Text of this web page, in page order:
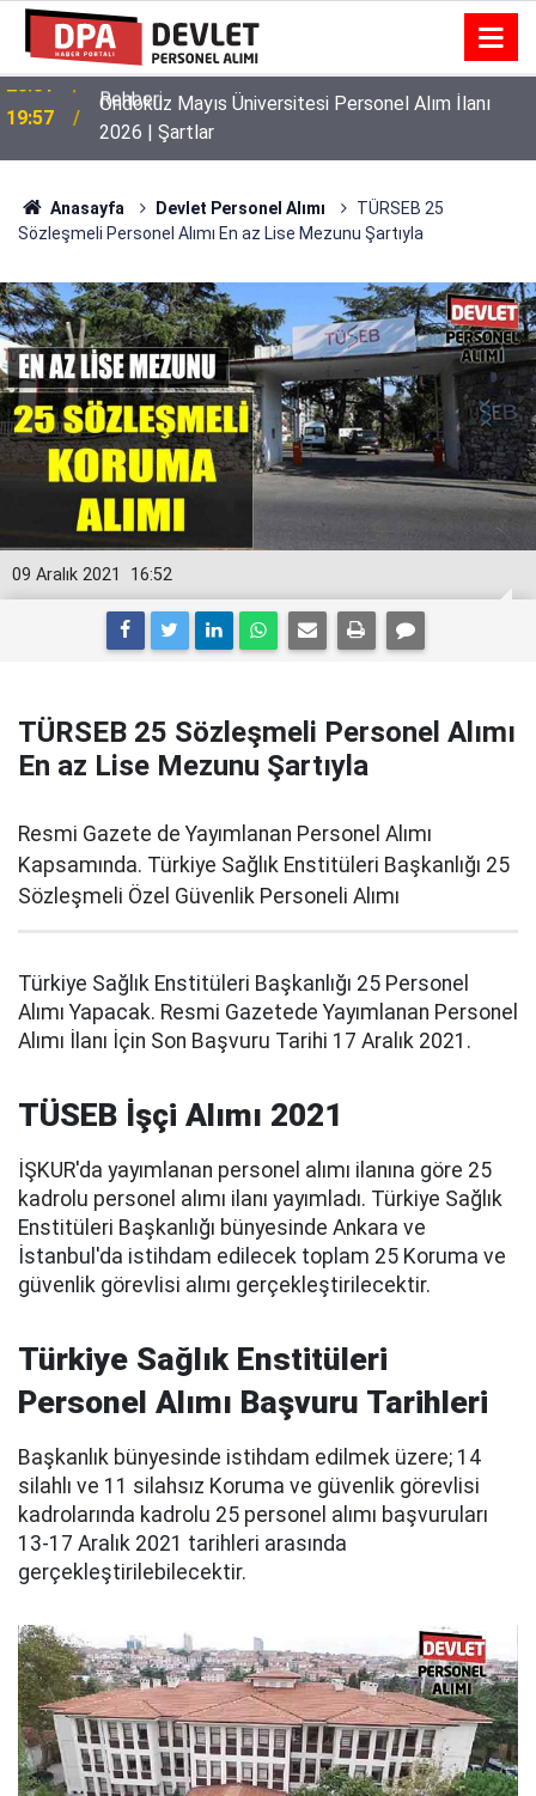
19:57
Ondokuz Mayıs Üniversitesi Personel Alım İlanı
2026 | Şartlar
Anasayfa Devlet Personel Alımı
TÜRSEB 25
Sözleşmeli Personel Alımı En az Lise Mezunu Şartıyla
16:52
09 Aralık 2021
TÜRSEB 25 Sözleşmeli Personel Alımı
En az Lise Mezunu Şartıyla
Resmi Gazete de Yayımlanan Personel Alımı
Kapsamında. Türkiye Sağlık Enstitüleri Başkanlığı 25
Sözleşmeli Özel Güvenlik Personeli Alımı
Türkiye Sağlık Enstitüleri Başkanlığı 25 Personel
Alımı Yapacak. Resmi Gazetede Yayımlanan Personel
Alımı İlanı İçin Son Başvuru Tarihi 17 Aralık 2021.
TÜSEB İşçi Alımı 2021
İŞKUR'da yayımlanan personel alımı ilanına göre 25
kadrolu personel alımı ilanı yayımladı. Türkiye Sağlık
Enstitüleri Başkanlığı bünyesinde Ankara ve
İstanbul'da istihdam edilecek toplam 25 Koruma ve
güvenlik görevlisi alımı gerçekleştirilecektir.
Türkiye Sağlık Enstitüleri
Personel Alımı Başvuru Tarihleri
Başkanlık bünyesinde istihdam edilmek üzere; 14
silahlı ve 11 silahsız Koruma ve güvenlik görevlisi
kadrolarında kadrolu 25 personel alımı başvuruları
13-17 Aralık 2021 tarihleri arasında
gerçekleştirilebilecektir.